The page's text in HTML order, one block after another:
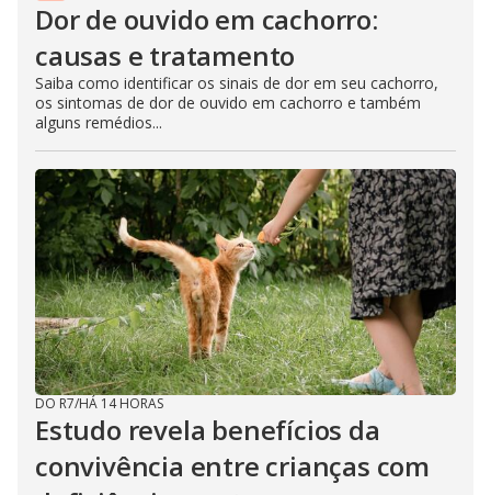
Dor de ouvido em cachorro:
causas e tratamento
Saiba como identificar os sinais de dor em seu cachorro,
os sintomas de dor de ouvido em cachorro e também
alguns remédios...
DO R7/HÁ 14 HORAS
Estudo revela benefícios da
convivência entre crianças com